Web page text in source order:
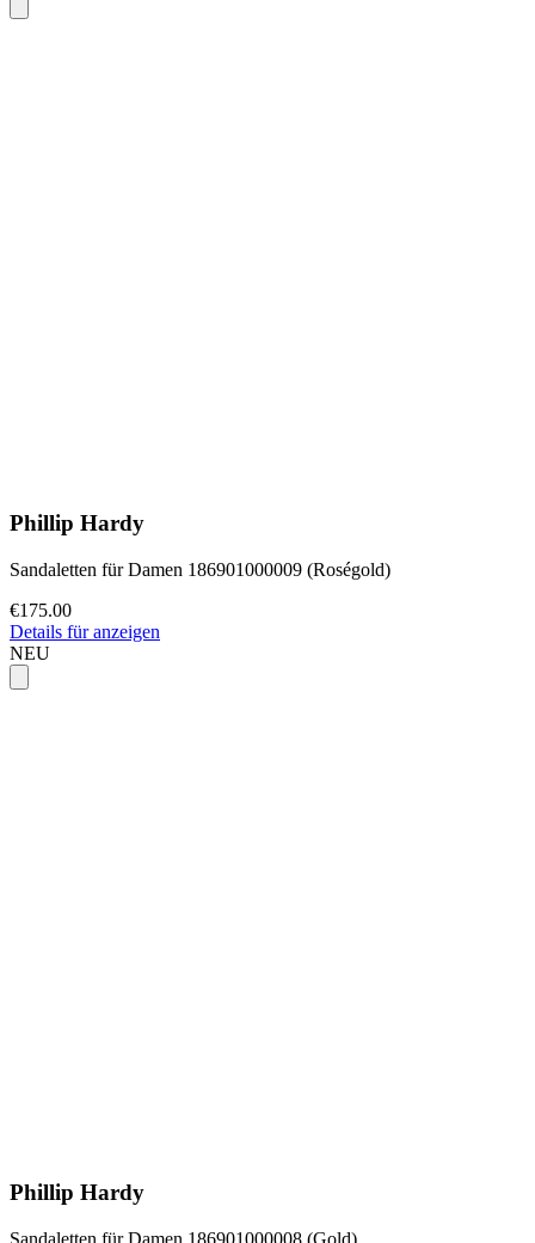
Phillip Hardy
Sandaletten für Damen 186901000009 (Roségold)
€175.00
Details für anzeigen
NEU
Phillip Hardy
Sandaletten für Damen 186901000008 (Gold)